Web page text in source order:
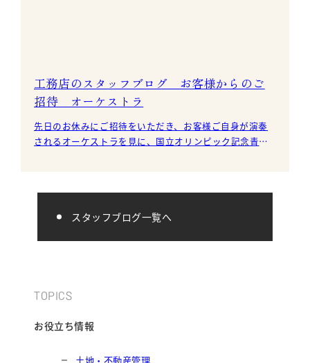
工務店のスタッフブログ お客様からのご
招待 オーケストラ
先日のお休みにご招待をいただき、お客様ご自身が演奏
されるオーケストラを見に、国立オリンピック記念青少
スタッフブログ一覧へ
TOPICS
お役立ち情報